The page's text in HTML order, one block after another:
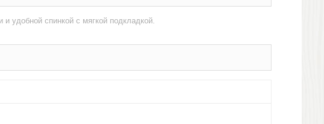
удобной спинкой с мягкой подкладкой.